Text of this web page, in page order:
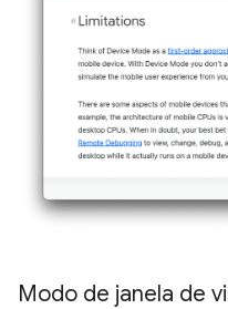
Modo de janela de